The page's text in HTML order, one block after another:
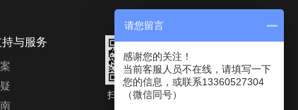
与服务
扫码进入公
微信二维码
请您留言
感谢您的关注！
当前客服人员不在线，请填写一下
您的信息，或联系13360527304
（微信同号）